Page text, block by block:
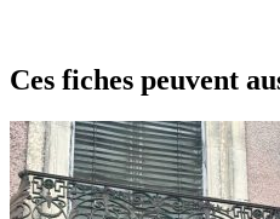
Ces fiches peuvent